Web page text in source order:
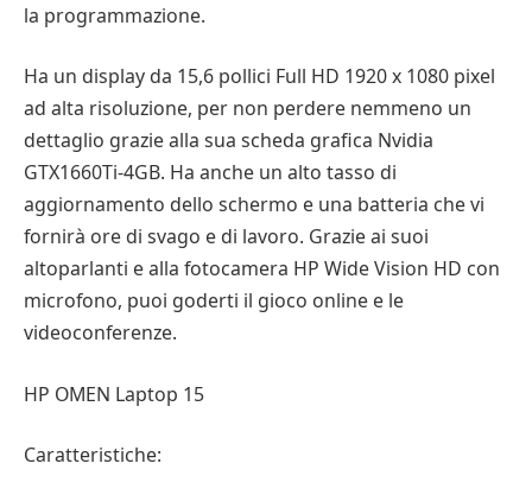
la programmazione.
Ha un display da 15,6 pollici Full HD 1920 x 1080 pixel
ad alta risoluzione, per non perdere nemmeno un
dettaglio grazie alla sua scheda grafica Nvidia
GTX1660Ti-4GB. Ha anche un alto tasso di
aggiornamento dello schermo e una batteria che vi
fornirà ore di svago e di lavoro. Grazie ai suoi
altoparlanti e alla fotocamera HP Wide Vision HD con
microfono, puoi goderti il gioco online e le
videoconferenze.
HP OMEN Laptop 15
Caratteristiche: